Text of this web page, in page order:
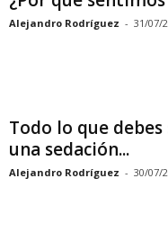
Alejandro Rodríguez - 31/07/
Todo lo que
una sedación...
Alejandro Rodríguez - 30/07/